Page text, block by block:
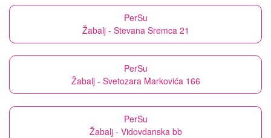
PerSu
Žabalj - Stevana Sremca 21
PerSu
Žabalj - Svetozara Markovića 166
PerSu
Žabalj - Vidovdanska bb